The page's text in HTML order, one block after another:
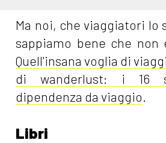
Ma noi, che viaggiatori lo
sappiamo bene che non
Quell'insana voglia di
di wanderlust: i 16
dipendenza da viaggio.
Libri